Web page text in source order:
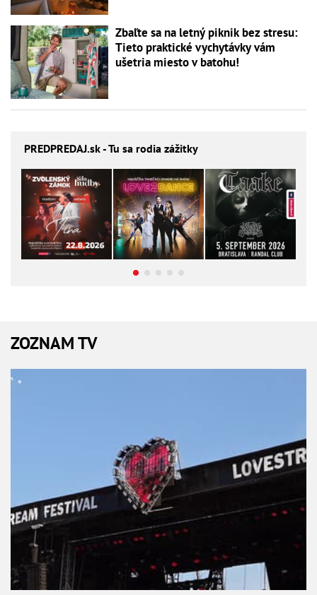
Zbaľte sa na letný piknik bez stresu:
Tieto praktické vychytávky vám
ušetria miesto v batohu!
PREDPREDAJ.sk - Tu sa rodia zážitky
ZOZNAM TV